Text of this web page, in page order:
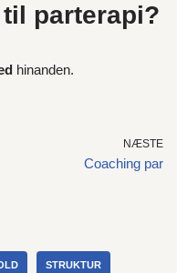
parterapi?
hinanden.
NÆSTE
Coaching par
STRUKTUR